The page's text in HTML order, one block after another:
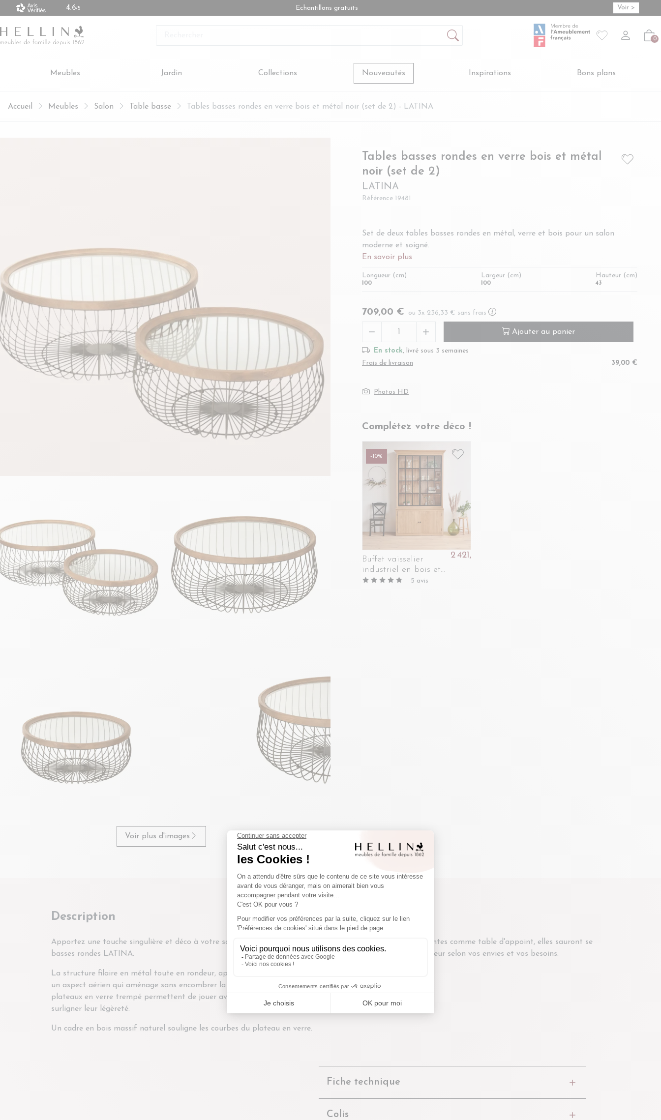
sont made in Europe Echantillons gratuits Voir >
Votre liste de
Créer
Mon compte
S'inscrire
Connexion 0
Meubles Jardin Collections Nouveautés Inspirations Bons plans
Accueil Meubles Salon Table basse Tables basses rondes en verre bois et métal noir (set de 2) - LATINA
Voir plus d'images
Tables basses rondes en verre bois et métal
noir (set de 2)
LATINA
Référence 19481
Set de deux tables basses rondes en métal, verre et bois pour un salon
moderne et soigné.
En savoir plus
Longueur (cm)
100
Largeur (cm)
100
Hauteur (cm)
43
709,00 € ou 3x 236,33 € sans frais En savoir plus sur le paiement en plusieurs fois
  Ajouter au panier
En stock, livré sous 3 semaines
Frais de livraison
39,00 €
Photos HD
Complétez votre déco !
-10%
Buffet vaisselier
industriel en bois et
métal 4 portes -
5 avis
2 421,00 €
Description
Apportez une touche singulière et déco à votre salon avec ce set de tables
basses rondes LATINA.
La structure filaire en métal toute en rondeur, apporte à ces tables basses
un aspect aérien qui aménage sans encombrer la déco de votre salon. Les
plateaux en verre trempé permettent de jouer avec les transparences et
surligner leur légèreté.
Un cadre en bois massif naturel souligne les courbes du plateau en verre.
Placée ensemble ou distantes comme table d'appoint, elles sauront se
déplacer dans votre intérieur selon vos envies et vos besoins.
Fiche technique
Colis